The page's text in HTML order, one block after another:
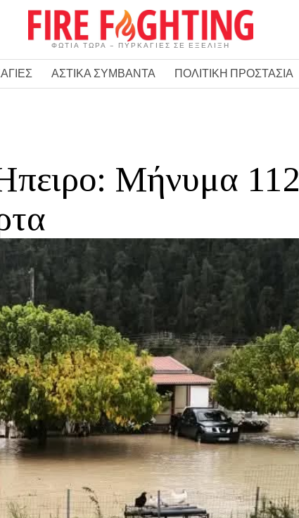
ΦΩΤΙΑ ΤΩΡΑ – ΠΥΡΚΑΓΙΕΣ ΣΕ ΕΞΕΛΙΞΗ
ΑΣΤΙΚΑ ΣΥΜΒΑΝΤΑ ΠΟΛΙΤΙΚΗ ΠΡΟΣΤΑΣΙΑ
Μήνυμα 112